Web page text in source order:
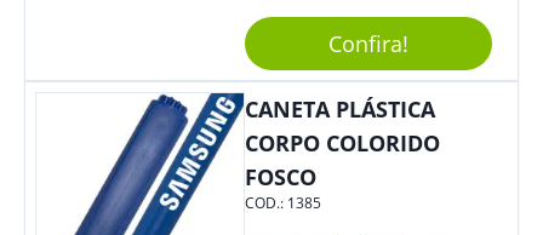
Anotações Com Post-It E
Caneta. Elaborado A Partir De
Material Reciclado, O Brinde
Também É Prático, Tornando-
Se Assim Excelente Para Uso
Cotidiano. Perfeito, Não É?!
Confira!
CANETA PLÁSTICA
CORPO COLORIDO
FOSCO
COD.: 1385